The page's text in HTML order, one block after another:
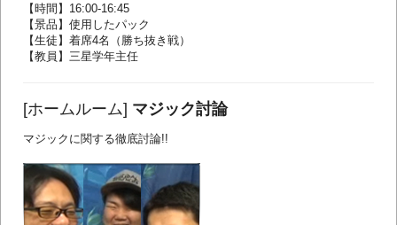
【時間】16:00-16:45
【景品】使用したパック
【生徒】着席4名（勝ち抜き戦）
【教員】三星学年主任
[ホームルーム] マジック討論
マジックに関する徹底討論!!